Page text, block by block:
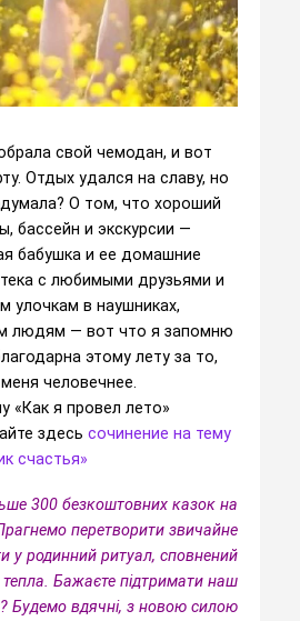
свой чемодан, и вот
Отдых удался на славу, но
О том, что хороший
бассейн и экскурсии —
бабушка и ее домашние
с любимыми друзьями и
улочкам в наушниках,
людям — вот что я запомню
этому лету за то,
человечнее.
«Как я провел лето»
здесь сочинение на тему
счастья»
300 безкоштовних казок на
перетворити звичайне
у родинний ритуал, сповнений
Бажаєте підтримати наш
Будемо вдячні, з новою силою